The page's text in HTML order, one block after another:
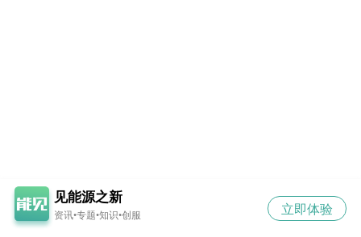
见能源之新
资讯•专题•知识•创服 立即体验